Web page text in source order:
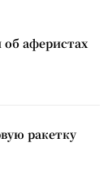
аферистах
ракетку